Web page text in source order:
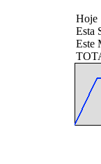
Hoje
Esta
Este